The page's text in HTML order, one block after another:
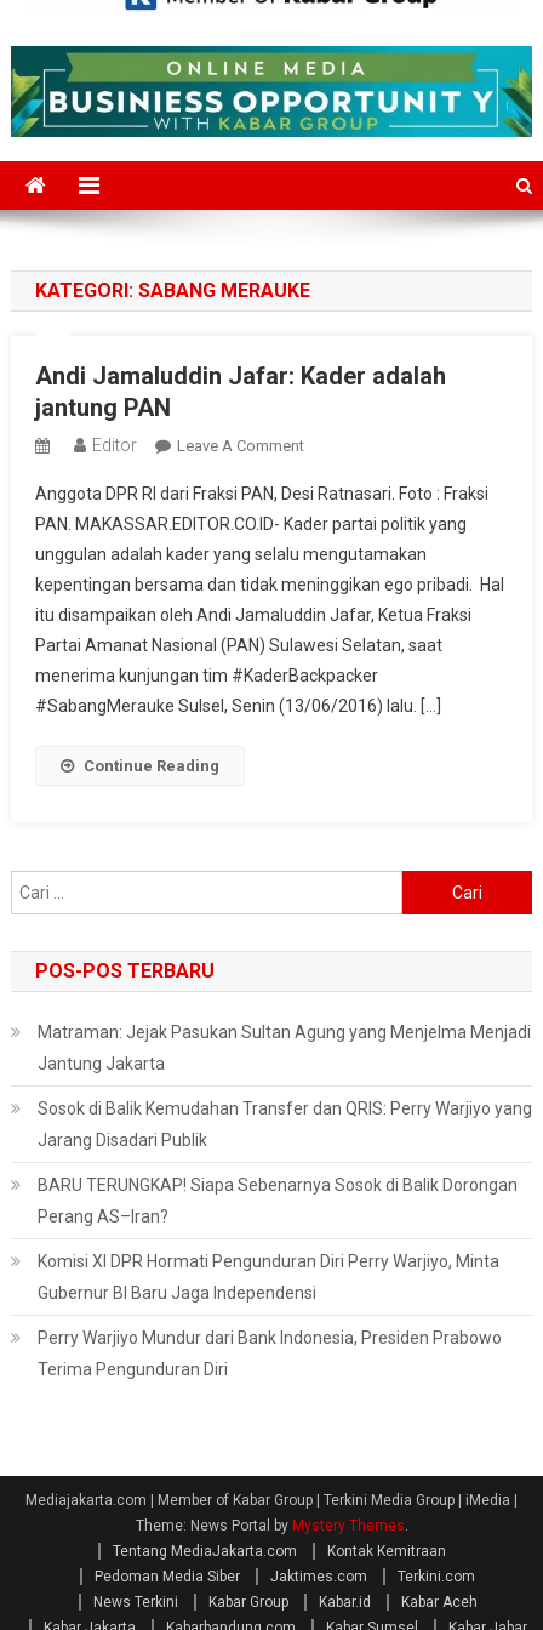
Mediajakarta.com
KATEGORI: SABANG MERAUKE
Andi Jamaluddin Jafar: Kader adalah
jantung PAN
Editor Leave A CommentOn
Jamaluddin
Jafar:
Kader
Adalah
Jantung
PAN
Anggota DPR RI dari Fraksi PAN, Desi Ratnasari. Foto : Fraksi
PAN. MAKASSAR.EDITOR.CO.ID- Kader partai politik yang
unggulan adalah kader yang selalu mengutamakan
kepentingan bersama dan tidak meninggikan ego pribadi. Hal
itu disampaikan oleh Andi Jamaluddin Jafar, Ketua Fraksi
Partai Amanat Nasional (PAN) Sulawesi Selatan, saat
menerima kunjungan tim #KaderBackpacker
#SabangMerauke Sulsel, Senin (13/06/2016) lalu. […]
Continue Reading
untuk:
POS-POS TERBARU
Matraman: Jejak Pasukan Sultan Agung yang Menjelma Menjadi
Jantung Jakarta
Sosok di Balik Kemudahan Transfer dan QRIS: Perry Warjiyo yang
Jarang Disadari Publik
BARU TERUNGKAP! Siapa Sebenarnya Sosok di Balik Dorongan
Perang AS–Iran?
Komisi XI DPR Hormati Pengunduran Diri Perry Warjiyo, Minta
Gubernur BI Baru Jaga Independensi
Perry Warjiyo Mundur dari Bank Indonesia, Presiden Prabowo
Terima Pengunduran Diri
Mediajakarta.com | Member of Kabar Group | Terkini Media Group | iMedia
Theme: News Portal by Mystery Themes.
Tentang MediaJakarta.com
Kontak Kemitraan
Pedoman Media Siber
Jaktimes.com
Terkini.com
News Terkini
Kabar Group Kabar.id
Kabar Aceh